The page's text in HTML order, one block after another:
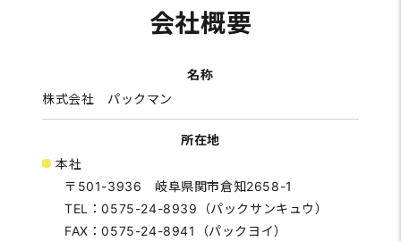
会社概要
名称
株式会社 パックマン
所在地
本社
〒501-3936 岐阜県関市倉知2658-1
TEL：0575-24-8939（パックサンキュウ）
FAX：0575-24-8941（パックヨイ）